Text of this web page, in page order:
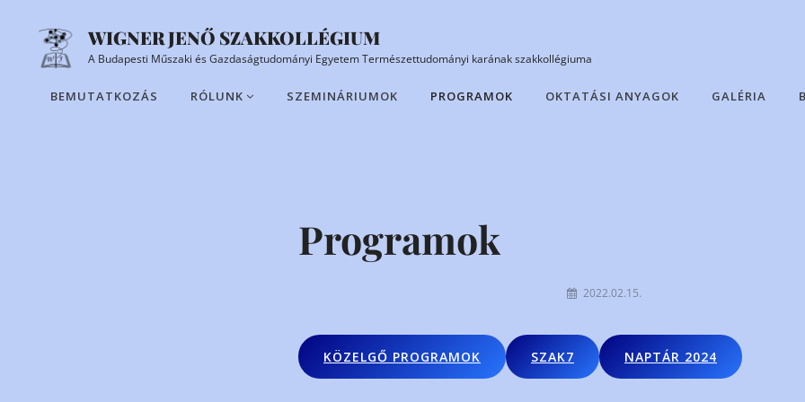
content
WIGNER JENŐ SZAKKOLLÉGIUM
A Budapesti Műszaki és Gazdaságtudományi Egyetem Természettudományi karának szakkollégiuma
BEMUTATKOZÁS RÓLUNK SZEMINÁRIUMOK PROGRAMOK OKTATÁSI ANYAGOK GALÉRIA
Programok
By 2022.02.15.
KÖZELGŐ PROGRAMOK SZAK7 NAPTÁR 2024